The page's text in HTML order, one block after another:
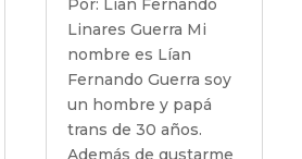
Por: Lian Fernando
Linares Guerra Mi
nombre es Lían
Fernando Guerra soy
un hombre y papá
trans de 30 años.
Además de gustarme